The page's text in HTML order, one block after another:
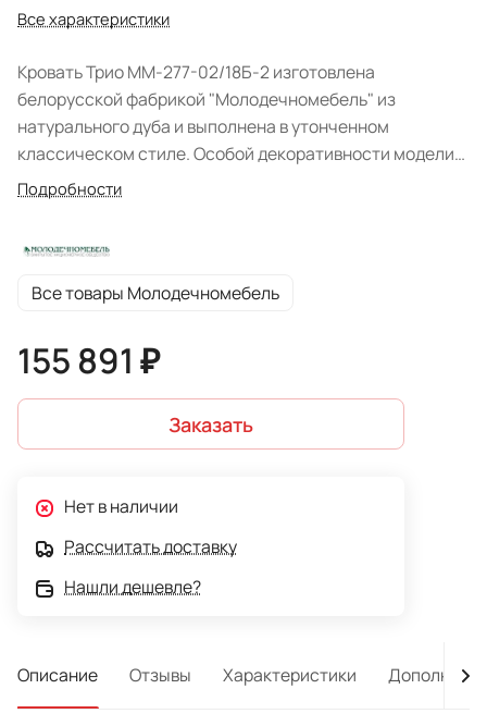
Все характеристики
Кровать Трио ММ-277-02/18Б-2 изготовлена
белорусской фабрикой "Молодечномебель" из
натурального дуба и выполнена в утонченном
классическом стиле. Особой декоративности модели
придают фигурная спинка изголовья, обтянутая
Подробности
Все товары Молодечномебель
155 891 ₽
Заказать
Нет в наличии
Рассчитать доставку
Нашли дешевле?
Описание Отзывы Характеристики